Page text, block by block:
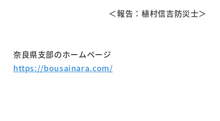
＜報告：植村信吉防災士＞
奈良県支部のホームページ
https://bousainara.com/